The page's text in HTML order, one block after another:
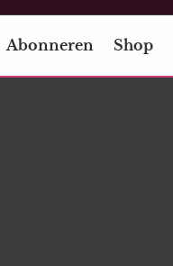
Abonneren Shop